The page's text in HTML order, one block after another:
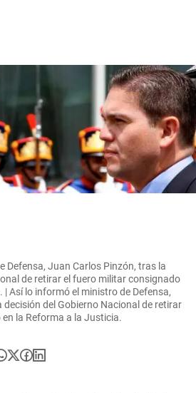
Defensa, Juan Carlos Pinzón, tras la
de retirar el fuero militar consignado
Así lo informó el ministro de Defensa,
del Gobierno Nacional de retirar
la Reforma a la Justicia.